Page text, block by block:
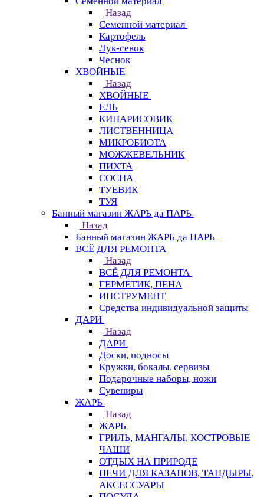
Назад
Семенной материал
Картофель
Лук-севок
Чеснок
ХВОЙНЫЕ
Назад
ХВОЙНЫЕ
ЕЛЬ
КИПАРИСОВИК
ЛИСТВЕННИЦА
МИКРОБИОТА
МОЖЖЕВЕЛЬНИК
ПИХТА
СОСНА
ТУЕВИК
ТУЯ
Банный магазин ЖАРЬ да ПАРЬ
Назад
Банный магазин ЖАРЬ да ПАРЬ
ВСЁ ДЛЯ РЕМОНТА
Назад
ВСЁ ДЛЯ РЕМОНТА
ГЕРМЕТИК, ПЕНА
ИНСТРУМЕНТ
Средства индивидуальной защиты
ДАРИ
Назад
ДАРИ
Доски, подносы
Кружки, бокалы. сервизы
Подарочные наборы, ножи
Сувениры
ЖАРЬ
Назад
ЖАРЬ
ГРИЛЬ, МАНГАЛЫ, КОСТРОВЫЕ
ЧАШИ
ОТДЫХ НА ПРИРОДЕ
ПЕЧИ ДЛЯ КАЗАНОВ, ТАНДЫРЫ,
АКСЕССУАРЫ